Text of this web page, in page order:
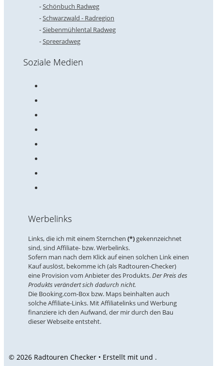
Schönbuch Radweg
Schwarzwald - Radregion
Siebenmühlental Radweg
Spreeradweg
Soziale Medien
Werbelinks
Links, die ich mit einem Sternchen (*)gekennzeichnet
sind, sind Affiliate- bzw. Werbelinks.
Sofern man nach dem Klick auf einen solchen Link einen
Kauf auslöst, bekomme ich (als Radtouren-Checker)
eine Provision vom Anbieter des Produkts.Der Preis des
Produkts verändert sich dadurch nicht.
Die Booking.com-Box bzw. Maps beinhalten auch
solche Affiliate-Links. Mit Affiliatelinks und Werbung
finanziere ich den Aufwand, der mir durch den Bau
dieser Webseite entsteht.
© 2026 Radtouren Checker • Erstellt mit und .